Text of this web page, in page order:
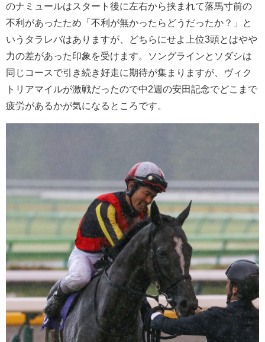
のナミュールはスタート後に左右から挟まれて落馬寸前の
不利があったため「不利が無かったらどうだったか？」と
いうタラレバはありますが、どちらにせよ上位3頭とはやや
力の差があった印象を受けます。ソングラインとソダシは
同じコースで引き続き好走に期待が集まりますが、ヴィク
トリアマイルが激戦だったので中2週の安田記念でどこまで
疲労があるかが気になるところです。